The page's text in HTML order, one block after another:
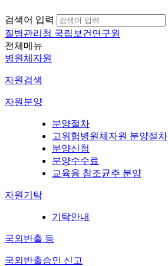
검색어 입력
질병관리청 국립보건연구원
전체메뉴
병원체자원
자원검색
자원분양
분양절차
고위험병원체자원 분양절차
분양신청
분양수수료
교육용 참조균주 분양
자원기탁
기탁안내
국외반출 등
국외반출승인 신고